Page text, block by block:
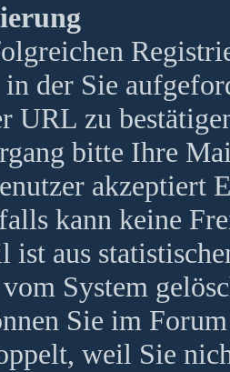
der Sie
URL zu
bitte Ihre
akzeptiert
kann keine
ist aus
System
Sie im
weil Sie